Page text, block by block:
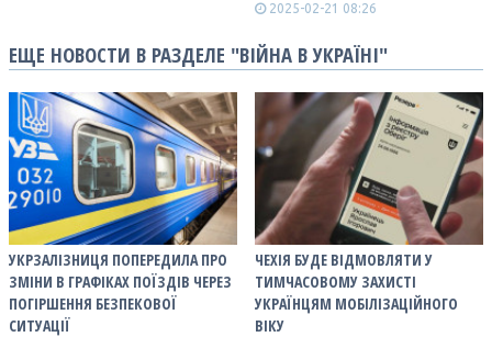
2025-02-21 08:26
ЕЩЕ НОВОСТИ В РАЗДЕЛЕ "ВІЙНА В УКРАЇНІ"
УКРЗАЛІЗНИЦЯ ПОПЕРЕДИЛА ПРО
ЗМІНИ В ГРАФІКАХ ПОЇЗДІВ ЧЕРЕЗ
ПОГІРШЕННЯ БЕЗПЕКОВОЇ
СИТУАЦІЇ
ЧЕХІЯ БУДЕ ВІДМОВЛЯТИ У
ТИМЧАСОВОМУ ЗАХИСТІ
УКРАЇНЦЯМ МОБІЛІЗАЦІЙНОГО
ВІКУ